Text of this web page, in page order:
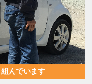
んでいます